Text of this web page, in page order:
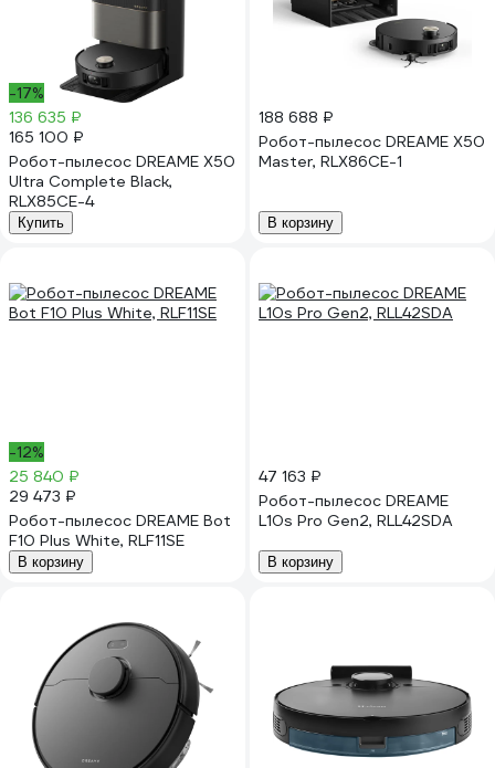
-17%
136 635 ₽
165 100 ₽
Робот-пылесос DREAME X50
Ultra Complete Black,
RLX85CE-4
Купить
188 688 ₽
Робот-пылесос DREAME X50
Master, RLX86CE-1
В корзину
-12%
25 840 ₽
29 473 ₽
Робот-пылесос DREAME Bot
F10 Plus White, RLF11SE
В корзину
47 163 ₽
Робот-пылесос DREAME
L10s Pro Gen2, RLL42SDA
В корзину